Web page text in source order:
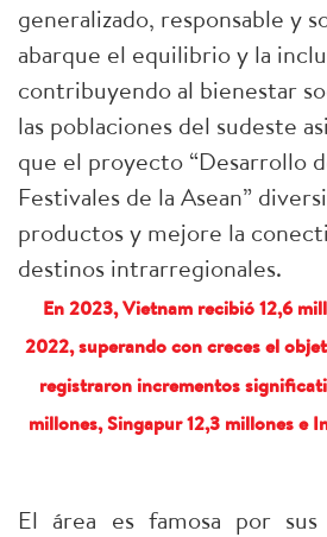
generalizado, responsable y
abarque el equilibrio y la
contribuyendo al bienestar
las poblaciones del sudeste
que el proyecto “Desarrollo
Festivales de la Asean”
productos y mejore la
destinos intrarregionales.
En 2023, Vietnam recibió 12,6
2022, superando con creces el
registraron incrementos
millones, Singapur 12,3 millones e
El área es famosa por sus